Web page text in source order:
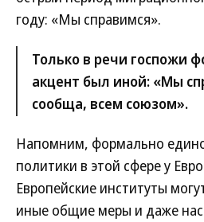
году: «Мы справимся».
Только в речи госпожи
акцент был иной: «Мы
сообща, всем союзом».
Напомним, формально
политики в этой сфере у
Европейские институты
иные общие меры и даже